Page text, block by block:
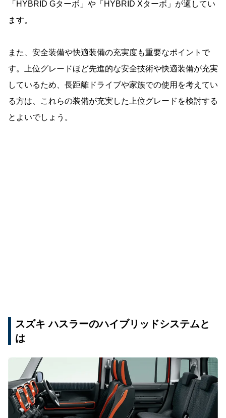
「HYBRID Gターボ」や「HYBRID Xターボ」が適してい
ます。
また、安全装備や快適装備の充実度も重要なポイントで
す。上位グレードほど先進的な安全技術や快適装備が充実
しているため、長距離ドライブや家族での使用を考えてい
る方は、これらの装備が充実した上位グレードを検討する
とよいでしょう。
スズキ ハスラーのハイブリッドシステムと
は